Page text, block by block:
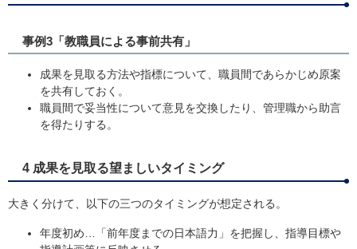
事例3「教職員による事前共有」
成果を見取る方法や指標について、職員間であらかじめ原案
を共有しておく。
職員間で妥当性について意見を交換したり、管理職から助言
を得たりする。​
4 成果を見取る望ましいタイミング
大きく分けて、以下の三つのタイミングが想定される。
年度初め…「前年度までの日本語力」を把握し、指導目標や